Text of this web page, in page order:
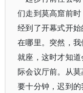
们走到莫高窟前
经到了开幕式开
在哪里。突然，
就座，这时才知
际会议厅前。从
要十分钟，迟到